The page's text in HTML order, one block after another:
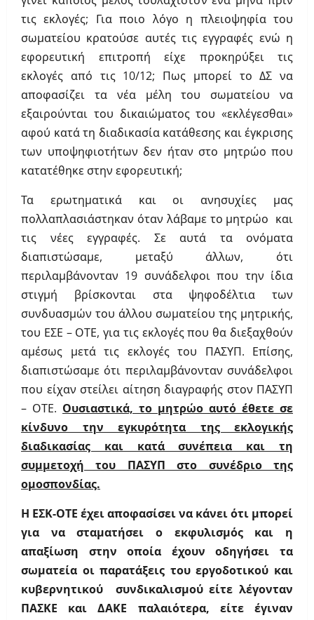
τις εκλογές; Για ποιο λόγο η πλειοψηφία του
σωματείου κρατούσε αυτές τις εγγραφές ενώ η
εφορευτική επιτροπή είχε προκηρύξει τις
εκλογές από τις 10/12; Πως μπορεί το ΔΣ να
αποφασίζει τα νέα μέλη του σωματείου να
εξαιρούνται του δικαιώματος του «εκλέγεσθαι»
αφού κατά τη διαδικασία κατάθεσης και έγκρισης
των υποψηφιοτήτων δεν ήταν στο μητρώο που
κατατέθηκε στην εφορευτική;
Τα ερωτηματικά και οι ανησυχίες μας
πολλαπλασιάστηκαν όταν λάβαμε το μητρώο και
τις νέες εγγραφές. Σε αυτά τα ονόματα
διαπιστώσαμε, μεταξύ άλλων, ότι
περιλαμβάνονταν 19 συνάδελφοι που την ίδια
στιγμή βρίσκονται στα ψηφοδέλτια των
συνδυασμών του άλλου σωματείου της μητρικής,
του ΕΣΕ – ΟΤΕ, για τις εκλογές που θα διεξαχθούν
αμέσως μετά τις εκλογές του ΠΑΣΥΠ. Επίσης,
διαπιστώσαμε ότι περιλαμβάνονταν συνάδελφοι
που είχαν στείλει αίτηση διαγραφής στον ΠΑΣΥΠ
– ΟΤΕ. Ουσιαστικά, το μητρώο αυτό έθετε σε
κίνδυνο την εγκυρότητα της εκλογικής
διαδικασίας και κατά συνέπεια και τη
συμμετοχή του ΠΑΣΥΠ στο συνέδριο της
ομοσπονδίας.
Η ΕΣΚ-ΟΤΕ έχει αποφασίσει να κάνει ότι μπορεί
για να σταματήσει ο εκφυλισμός και η
απαξίωση στην οποία έχουν οδηγήσει τα
σωματεία οι παρατάξεις του εργοδοτικού και
κυβερνητικού συνδικαλισμού είτε λέγονταν
ΠΑΣΚΕ και ΔΑΚΕ παλαιότερα, είτε έγιναν